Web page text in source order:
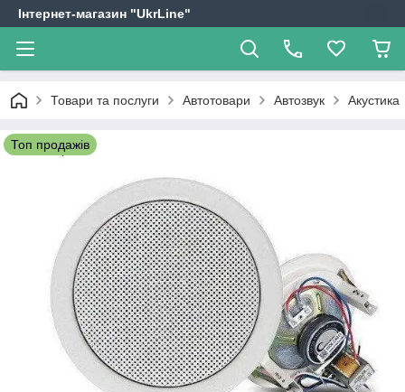
Інтернет-магазин "UkrLine"
Товари та послуги Автотовари Автозвук Акустика
Топ продажів